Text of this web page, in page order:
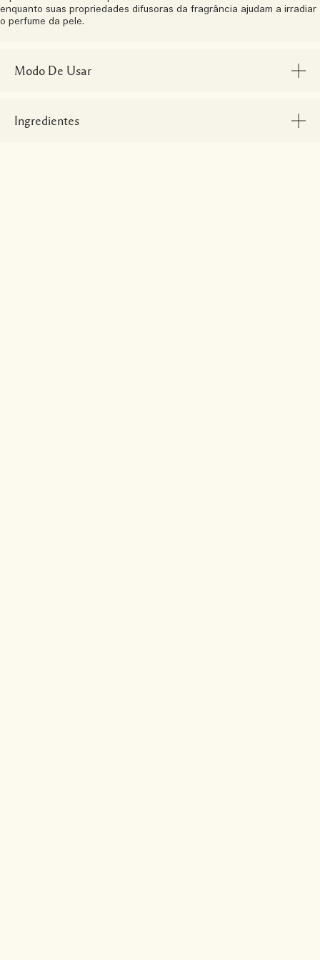
enquanto suas propriedades difusoras da fragrância ajudam a irradiar
o perfume da pele.
Modo De Usar
Ingredientes